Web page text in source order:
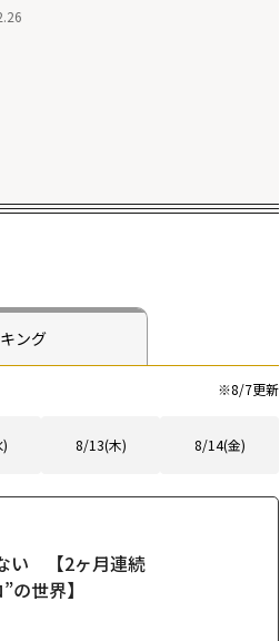
ング
※8/7更新
8/13(木) 8/14(金)
い 【2ヶ月連続
世界】